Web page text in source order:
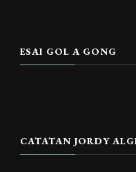
ESAI GOL A GONG
CATATAN JORDY